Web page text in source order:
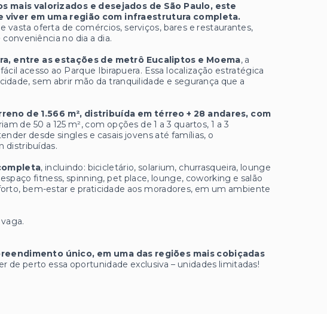
mais valorizados e desejados de São Paulo, este
em uma região com infraestrutura completa.
vasta oferta de comércios, serviços, bares e restaurantes,
no dia a dia.
entre as estações de metrô Eucaliptos e Moema, a
acesso ao Parque Ibirapuera. Essa localização estratégica
sem abrir mão da tranquilidade e segurança que a
de 1.566 m², distribuída em térreo + 28 andares, com
de 50 a 125 m², com opções de 1 a 3 quartos, 1 a 3
desde singles e casais jovens até famílias, o
distribuídas.
, incluindo: bicicletário, solarium, churrasqueira, lounge
fitness, spinning, pet place, lounge, coworking e salão
bem-estar e praticidade aos moradores, em um ambiente
único, em uma das regiões mais cobiçadas
de perto essa oportunidade exclusiva – unidades limitadas!